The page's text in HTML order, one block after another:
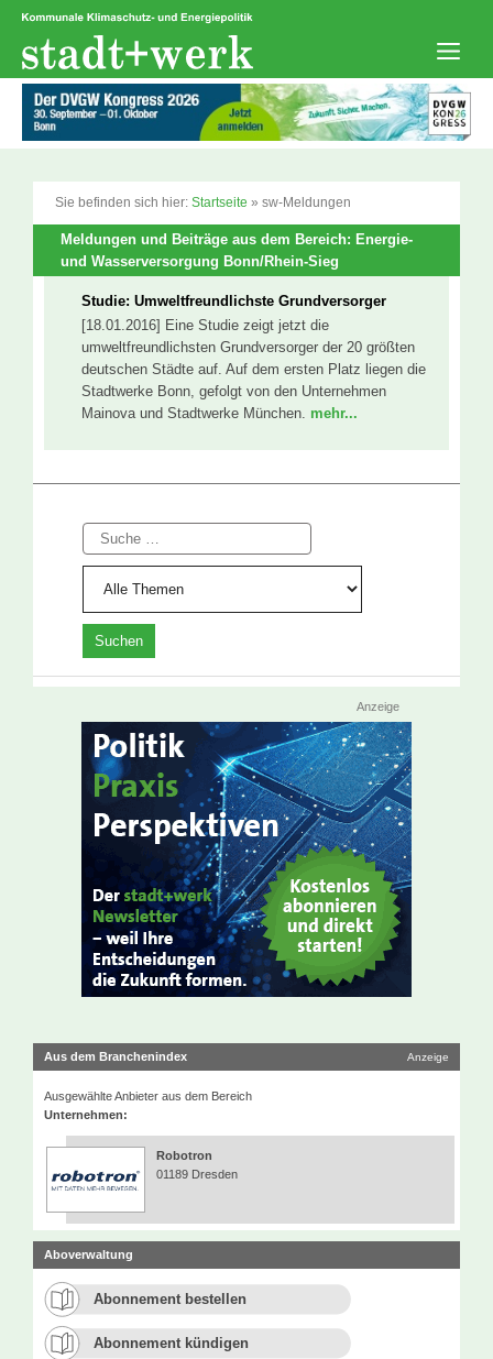
Zum
springen
Sie befinden sich hier: Startseite » sw-Meldungen
Meldungen und Beiträge aus dem Bereich: Energie-
und Wasserversorgung Bonn/Rhein-Sieg
Studie: Umweltfreundlichste Grundversorger
[18.01.2016] Eine Studie zeigt jetzt die
umweltfreundlichsten Grundversorger der 20 größten
deutschen Städte auf. Auf dem ersten Platz liegen die
Stadtwerke Bonn, gefolgt von den Unternehmen
Mainova und Stadtwerke München. mehr...
Suche
Anzeige
Aus dem Branchenindex Anzeige
Ausgewählte Anbieter aus dem Bereich
Unternehmen:
Robotron
01189 Dresden
Aboverwaltung
Abonnement bestellen
Abonnement kündigen